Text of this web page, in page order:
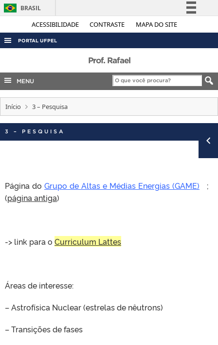
ACESSIBILIDADE CONTRASTE MAPA DO SITE
BRASIL
Simplifique!
Legislação
Canais
PORTAL UFPEL
AUDITORIA
COBALTO
CONCURSOS
EDITAIS
INTERNACIONAL
TELEFONES
Prof. Rafael
MENU
Início 3 – Pesquisa
3 – PESQUISA
Página do Grupo de Altas e Médias Energias (GAME) ;
(página antiga)
-> link para o Curriculum Lattes
Áreas de interesse:
– Astrofísica Nuclear (estrelas de nêutrons)
– Transições de fases